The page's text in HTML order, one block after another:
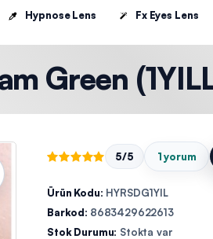
Hypnose Lens Fx Eyes Lens
Green
5/5 1 yorum
Ürün Kodu: HYRSDG1YIL
Barkod: 8683429622613
Stok Durumu: Stokta var